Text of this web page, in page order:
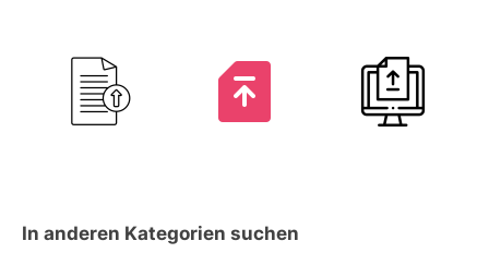
In anderen Kategorien suchen